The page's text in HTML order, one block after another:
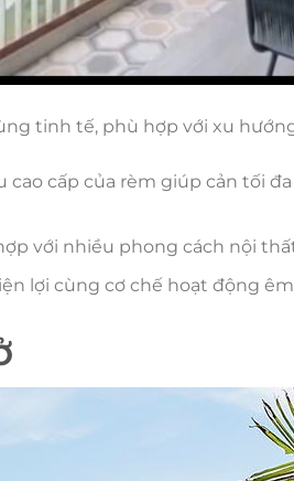
tinh tế, phù hợp với xu
cao cấp của rèm giúp cản tối
với nhiều phong cách nội
lợi cùng cơ chế hoạt động